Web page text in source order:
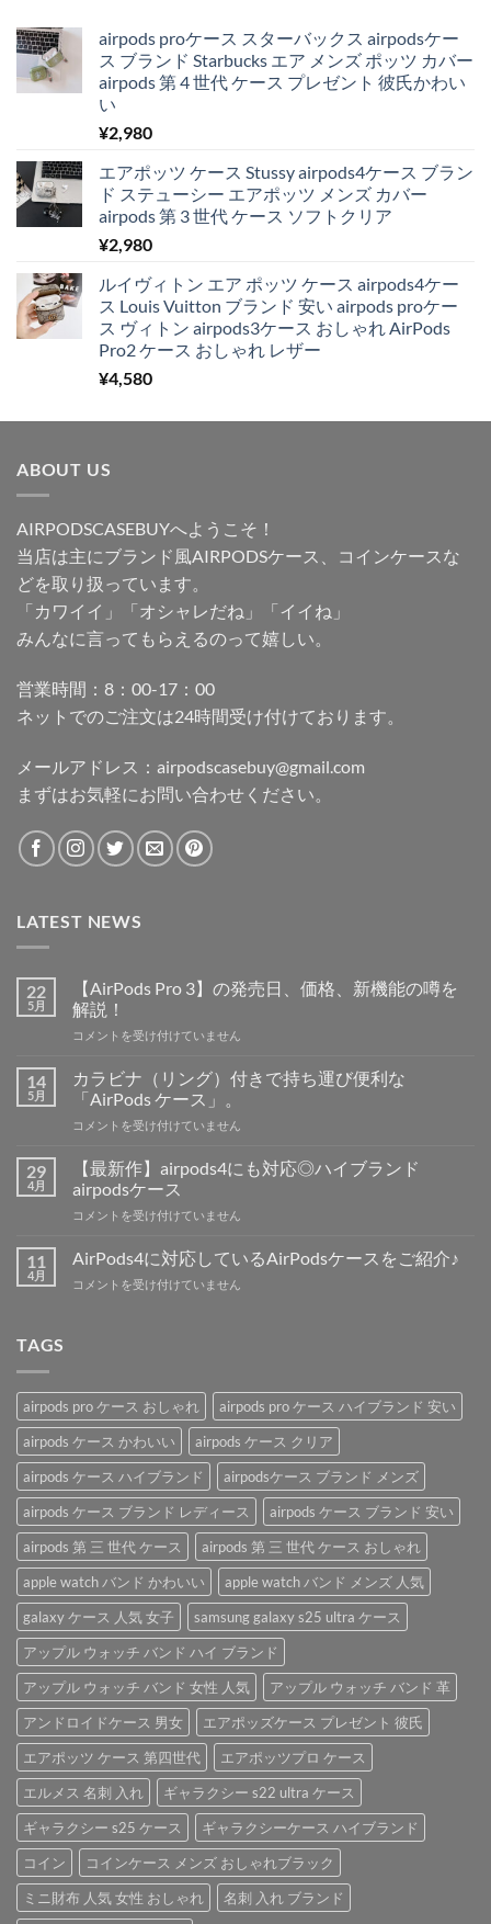
airpods proケース スターバックス airpodsケー
ス ブランド Starbucks エア メンズ ポッツ カバー
airpods 第 4 世代 ケース プレゼント 彼氏かわい
い
¥2,980
エアポッツ ケース Stussy airpods4ケース ブラン
ド ステューシー エアポッツ メンズ カバー
airpods 第 3 世代 ケース ソフトクリア
¥2,980
ルイヴィトン エア ポッツ ケース airpods4ケー
ス Louis Vuitton ブランド 安い airpods proケー
ス ヴィトン airpods3ケース おしゃれ AirPods
Pro2 ケース おしゃれ レザー
¥4,580
ABOUT US
AIRPODSCASEBUYへようこそ！
当店は主にブランド風AIRPODSケース、コインケースな
どを取り扱っています。
「カワイイ」「オシャレだね」「イイね」
みんなに言ってもらえるのって嬉しい。
営業時間：8：00-17：00
ネットでのご注文は24時間受け付けております。
メールアドレス： airpodscasebuy@gmail.com
まずはお気軽にお問い合わせください。
LATEST NEWS
22
5月
【AirPods Pro 3】の発売日、価格、新機能の噂を
解説！
【AirPods
3】
の
売
格、
機
の
コメントを受け付けていません
14
5月
カラビナ（リング）付きで持ち運び便利な
「AirPods ケース」。
カ
（リ
ン
付
で
利
な
「AirPods
ケ
ー
ス」。
は
コメントを受け付けていません
29
4月
【最新作】airpods4にも対応◎ハイブランド
airpodsケース
【最
作】
に
ブ
ラ
ン
ド
airpods
ケ
ー
ス
は
コメントを受け付けていません
11
4月
AirPods4に対応しているAirPodsケースをご紹介♪
AirPods4
い
る
AirPods
ケ
ー
ス
を
ご
紹
介
♪
は
コメントを受け付けていません
TAGS
airpods pro ケース おしゃれ
airpods pro ケース ハイブランド 安い
airpods ケース かわいい
airpods ケース クリア
airpods ケース ハイブランド
airpodsケース ブランド メンズ
airpods ケース ブランド レディース
airpods ケース ブランド 安い
airpods 第 三 世代 ケース
airpods 第 三 世代 ケース おしゃれ
apple watch バンド かわいい
apple watch バンド メンズ 人気
galaxy ケース 人気 女子
samsung galaxy s25 ultra ケース
アップル ウォッチ バンド ハイ ブランド
アップル ウォッチ バンド 女性 人気
アップル ウォッチ バンド 革
アンドロイドケース 男女
エアポッズケース プレゼント 彼氏
エアポッツ ケース 第四世代
エアポッツプロ ケース
エルメス 名刺 入れ
ギャラクシー s22 ultra ケース
ギャラクシー s25 ケース
ギャラクシーケース ハイブランド
コイン
コインケース メンズ おしゃれブラック
ミニ財布 人気 女性 おしゃれ
名刺 入れ ブランド